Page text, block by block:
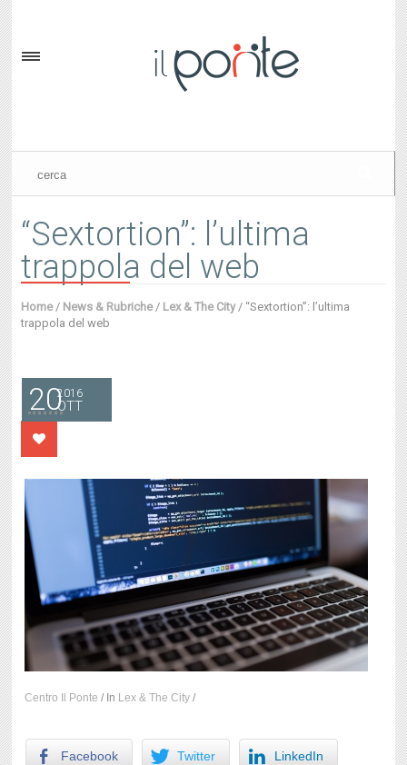
“Sextortion”: l’ultima
trappola del web
Home / News & Rubriche / Lex & The City / “Sextortion”: l’ultima
trappola del web
202016
OTT
Centro Il Ponte / In Lex & The City /
Facebook Twitter LinkedIn